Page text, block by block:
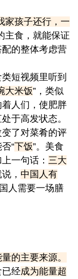
家孩子还行，一
主食，就能保证
的整体考虑营
短视频里听到
大米饭”，类似
人们，使肥胖
于高发状态。
了对菜肴的评
“下饭”。美食
一句话： 三大
， 中国人有
人需要一场膳
的主要来源。
已经成为能量超